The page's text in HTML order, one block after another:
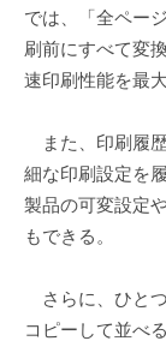
では、「全ペー
刷前にすべて変
速印刷性能を最
また、印刷履
細な印刷設定を
製品の可変設定
もできる。
さらに、ひと
コピーして並べ